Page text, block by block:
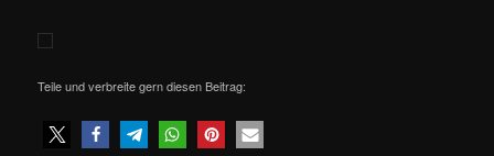
Teile und verbreite gern diesen Beitrag: